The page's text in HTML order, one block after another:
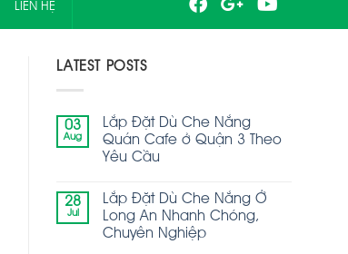
LIÊN HỆ
LATEST POSTS
03
Aug
Lắp Đặt Dù Che Nắng
Quán Cafe ở Quận 3 Theo
Yêu Cầu
28
Jul
Lắp Đặt Dù Che Nắng Ở
Long An Nhanh Chóng,
Chuyên Nghiệp